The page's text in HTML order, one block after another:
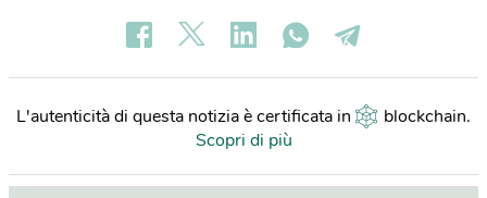
L'autenticità di questa notizia è certificata in blockchain.
Scopri di più